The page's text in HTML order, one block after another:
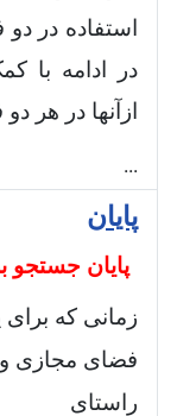
استفاده در
در ادامه با
ازآنها در هر
...
پایان
پایان جستجو
زمانی که برای
فضای مجازی و
راستای